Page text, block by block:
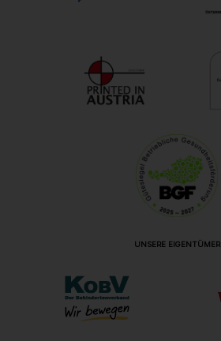
UNSERE EIGENTÜMER